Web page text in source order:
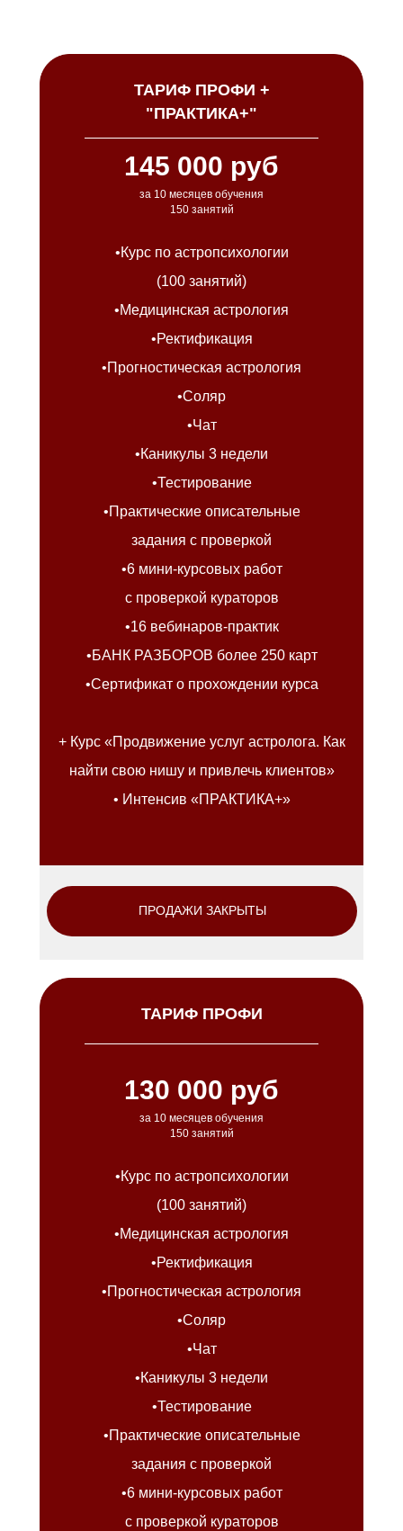
•Курс по астропсихологии
(100 занятий)
•Медицинская астрология
•Ректификация
•Прогностическая астрология
•Соляр
•Чат
•Каникулы 3 недели
•Тестирование
•Практические описательные
задания с проверкой
•6 мини-курсовых работ
с проверкой кураторов
130 000 руб
за 10 месяцев обучения
150 занятий
ТАРИФ ПРОФИ
•Курс по астропсихологии
(100 занятий)
•Медицинская астрология
•Ректификация
•Прогностическая астрология
•Соляр
•Чат
•Каникулы 3 недели
•Тестирование
•Практические описательные
задания с проверкой
•6 мини-курсовых работ
с проверкой кураторов
•16 вебинаров-практик
•БАНК РАЗБОРОВ более 250 карт
•Сертификат о прохождении курса
+ Курс «Продвижение услуг астролога. Как
найти свою нишу и привлечь клиентов»
• Интенсив «ПРАКТИКА+»
145 000 руб
за 10 месяцев обучения
150 занятий
ТАРИФ ПРОФИ +
"ПРАКТИКА+"
ПРОДАЖИ ЗАКРЫТЫ